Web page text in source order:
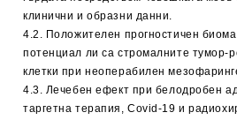
клинични и образни данни.
4.2. Положителен прогностичен
потенциал ли са стромалните тумор-
клетки при неоперабилен
4.3. Лечебен ефект при белодробен
таргетна терапия, Covid-19 и